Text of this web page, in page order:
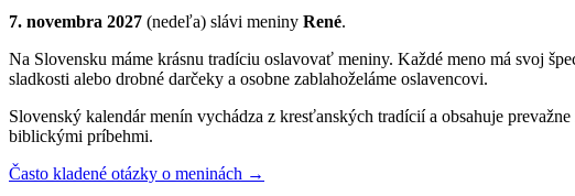
7. novembra 2027 (nedeľa) slávi meniny René.
Na Slovensku máme krásnu tradíciu oslavovať meniny. Každé meno má svoj
sladkosti alebo drobné darčeky a osobne zablahoželáme oslavencovi.
Slovenský kalendár menín vychádza z kresťanských tradícií a obsahuje
biblickými príbehmi.
Často kladené otázky o meninách →